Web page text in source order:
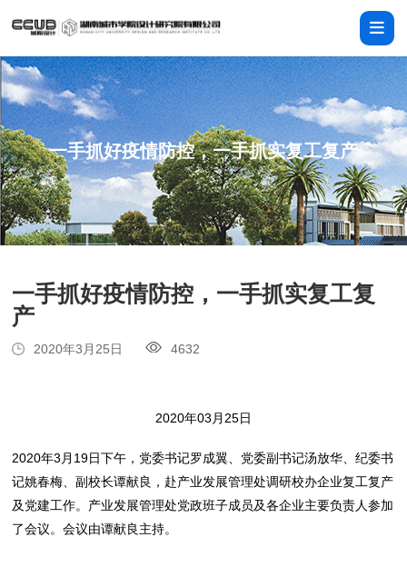
一手抓好疫情防控，一手抓实复工复产
一手抓好疫情防控，一手抓实复工复
产
2020年3月25日 4632
2020年03月25日
2020年3月19日下午，党委书记罗成翼、党委副书记汤放华、纪委书
记姚春梅、副校长谭献良，赴产业发展管理处调研校办企业复工复产
及党建工作。产业发展管理处党政班子成员及各企业主要负责人参加
了会议。会议由谭献良主持。